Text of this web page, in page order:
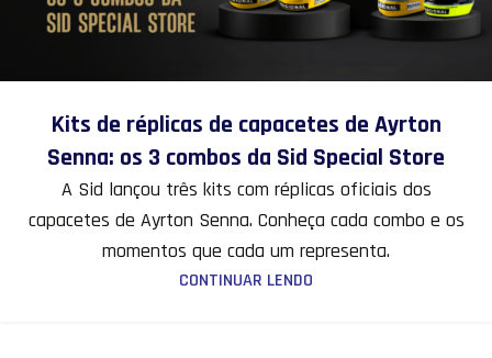
Kits de réplicas de capacetes de Ayrton
Senna: os 3 combos da Sid Special Store
A Sid lançou três kits com réplicas oficiais dos
capacetes de Ayrton Senna. Conheça cada combo e os
momentos que cada um representa.
CONTINUAR LENDO